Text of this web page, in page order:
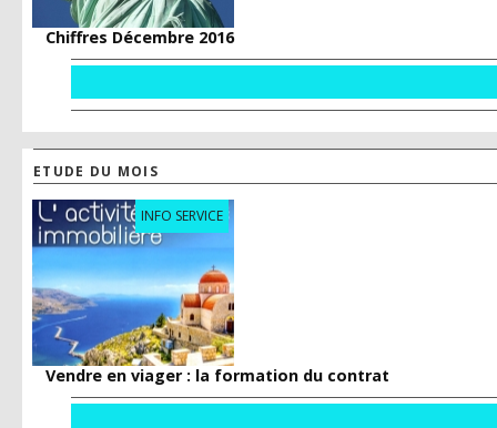
Chiffres Décembre 2016
ETUDE DU MOIS
INFO SERVICE
Vendre en viager : la formation du contrat